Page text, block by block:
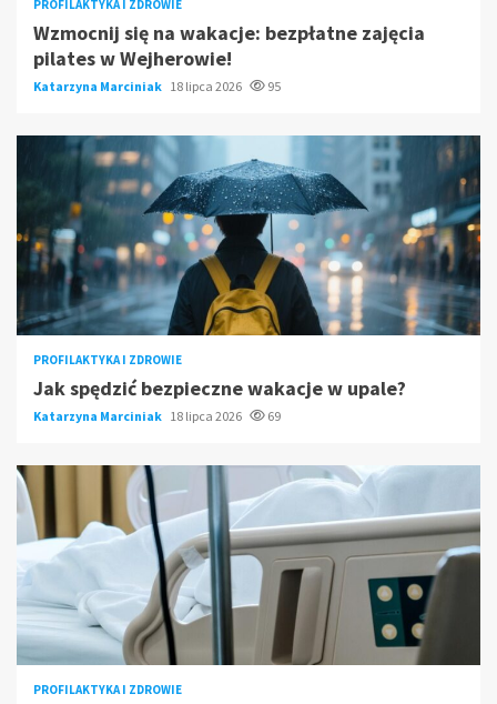
PROFILAKTYKA I ZDROWIE
Wzmocnij się na wakacje: bezpłatne zajęcia
pilates w Wejherowie!
Katarzyna Marciniak 18 lipca 2026 95
PROFILAKTYKA I ZDROWIE
Jak spędzić bezpieczne wakacje w upale?
Katarzyna Marciniak 18 lipca 2026 69
PROFILAKTYKA I ZDROWIE